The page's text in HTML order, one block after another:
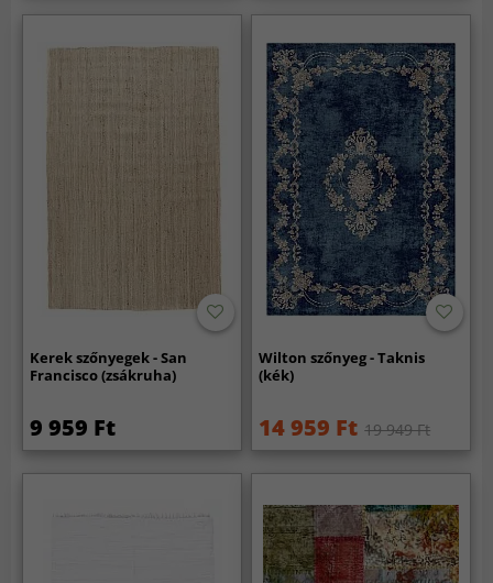
Kerek szőnyegek - San
Francisco (zsákruha)
9 959 Ft
Wilton szőnyeg - Taknis
(kék)
14 959 Ft 19 949 Ft